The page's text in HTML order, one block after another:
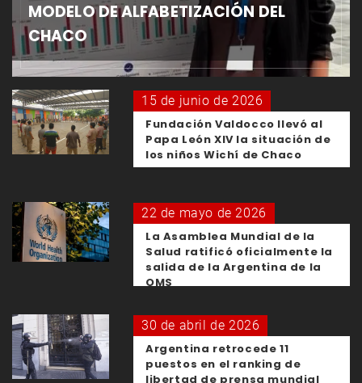
MODELO DE ALFABETIZACIÓN DEL
CHACO
15 de junio de 2026
Fundación Valdocco llevó al
Papa León XIV la situación de
los niños Wichí de Chaco
22 de mayo de 2026
La Asamblea Mundial de la
Salud ratificó oficialmente la
salida de la Argentina de la
OMS
30 de abril de 2026
Argentina retrocede 11
puestos en el ranking de
libertad de prensa mundial